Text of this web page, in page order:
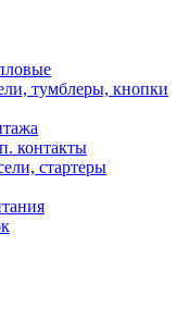
тумблеры, кнопки
контакты
стартеры